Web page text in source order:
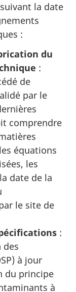
la date
:
du
:
de
par le
comprendre
équations
les
date de la
le site de
:
des
à jour
du principe
à